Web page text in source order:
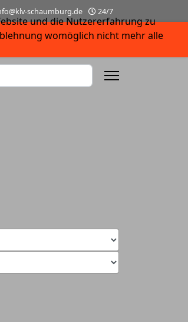
schaumburg.de 24/7
und die Nutzererfahrung zu
womöglich nicht mehr alle